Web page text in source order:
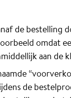
de bestelling
omdat
aan de
de